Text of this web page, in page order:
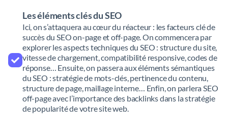
Les éléments clés du SEO
Ici, on s’attaquera au cœur du réacteur : les facteurs clé de
succès du SEO on-page et off-page. On commencera par
explorer les aspects techniques du SEO : structure du site,
vitesse de chargement, compatibilité responsive, codes de
réponse… Ensuite, on passera aux éléments sémantiques
du SEO : stratégie de mots-clés, pertinence du contenu,
structure de page, maillage interne… Enfin, on parlera SEO
off-page avec l’importance des backlinks dans la stratégie
de popularité de votre site web.